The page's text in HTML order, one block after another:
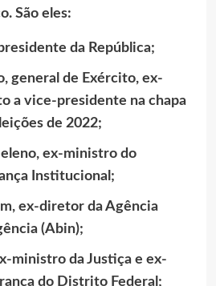
São eles:
da República;
general de Exército, ex-
a vice-presidente na chapa
de 2022;
ex-ministro do
Institucional;
ex-diretor da Agência
(Abin);
ministro da Justiça e ex-
do Distrito Federal;